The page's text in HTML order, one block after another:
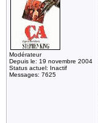
Modérateur
Depuis le: 19 novembre 2004
Status actuel: Inactif
Messages: 7625